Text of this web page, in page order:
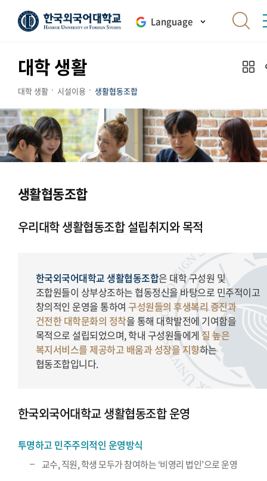
Language
대학 생활
대학 생활 시설이용 생활협동조합
생활협동조합
우리대학 생활협동조합 설립취지와 목적
한국외국어대학교 생활협동조합은 대학 구성원 및
조합원들이 상부상조하는 협동정신을 바탕으로 민주적이고
창의적인 운영을 통하여구성원들의 후생복리 증진과
건전한 대학문화의 정착을 통해 대학발전에 기여함을
목적으로 설립되었으며, 학내 구성원들에게질 높은
복지서비스를 제공하고 배움과 성장을 지향하는
협동조합입니다.
한국외국어대학교 생활협동조합 운영
투명하고 민주주의적인 운영방식
교수, 직원, 학생 모두가 참여하는 ‘비영리 법인’으로 운영